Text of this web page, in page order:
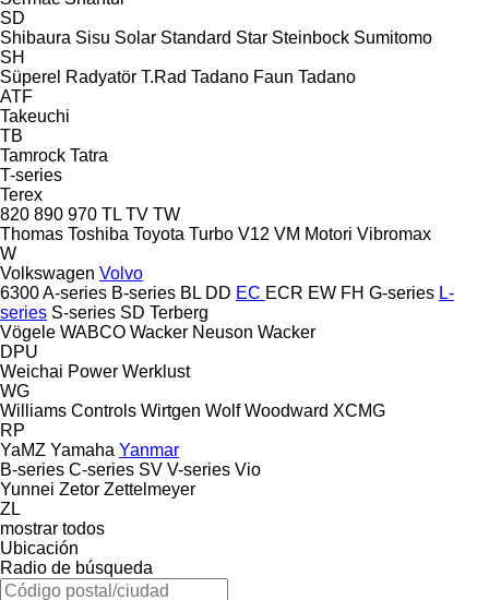
SD
Shibaura Sisu Solar Standard Star Steinbock Sumitomo
SH
Süperel Radyatör T.Rad Tadano Faun Tadano
ATF
Takeuchi
TB
Tamrock Tatra
T-series
Terex
820 890 970 TL TV TW
Thomas Toshiba Toyota Turbo V12 VM Motori Vibromax
W
Volkswagen Volvo
6300A-series B-series BL DD EC ECR EW FH G-series L-
series S-series SD Terberg
Vögele WABCO Wacker Neuson Wacker
DPU
Weichai Power Werklust
WG
Williams Controls Wirtgen Wolf Woodward XCMG
RP
YaMZ Yamaha Yanmar
B-series C-series SV V-series Vio
Yunnei Zetor Zettelmeyer
ZL
mostrar todos
Ubicación
Radio de búsqueda